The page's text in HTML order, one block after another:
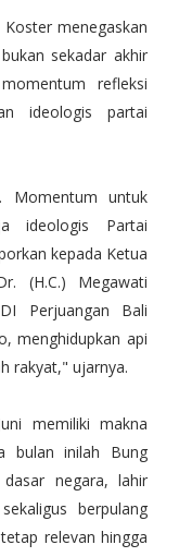
menegaskan
sekadar akhir
refleksi
ideologis partai
Momentum untuk
ideologis Partai
kepada Ketua
(H.C.) Megawati
Perjuangan Bali
menghidupkan api
rakyat," ujarnya.
memiliki makna
bulan inilah Bung
negara, lahir
berpulang
relevan hingga